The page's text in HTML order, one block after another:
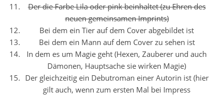
Der die Farbe Lila oder pink beinhaltet (zu Ehren des
neuen gemeinsamen Imprints)
Bei dem ein Tier auf dem Cover abgebildet ist
Bei dem ein Mann auf dem Cover zu sehen ist
In dem es um Magie geht (Hexen, Zauberer und auch
Dämonen, Hauptsache sie wirken Magie)
Der gleichzeitig ein Debutroman einer Autorin ist (hier
gilt auch, wenn zum ersten Mal bei Impress